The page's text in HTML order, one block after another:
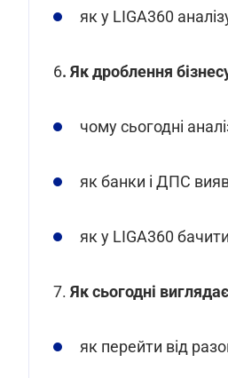
як у LIGA360
6. Як дроблення
чому сьогодні
як банки і ДПС
як у LIGA360
7. Як сьогодні
як перейти від